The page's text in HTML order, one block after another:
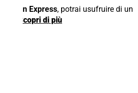
Express, potrai usufruire di un
Scopri di più